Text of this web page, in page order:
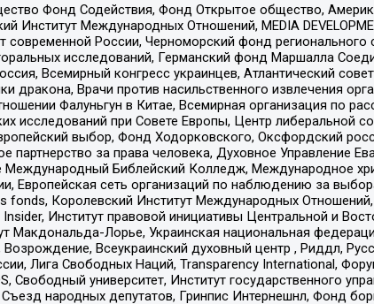
Фонд Содействия, Фонд Открытое общество,
Международных Отношений, MEDIA
России, Черноморский фонд регионального
исследований, Германский фонд Маршалла
Всемирный конгресс украинцев, Атлантический
Врачи против насильственного извлечения
Фалуньгун в Китае, Всемирная организация по
исследований при Совете Европы, Центр либеральной
выбор, Фонд Ходорковского, Оксфордский
за права человека, Духовное Управление
Библейский Колледж, Международное
Европейская сеть организаций по наблюдению за
Королевский Институт Международных
Институт правовой инициативы Центральной и
Макдональда-Лорье, Украинская национальная
Всеукраинский духовный центр , Риддл,
Лига Свободных Наций, Transparеncy International,
университет, Институт государственного
народных депутатов, Гринпис Интернешнл, Фонд